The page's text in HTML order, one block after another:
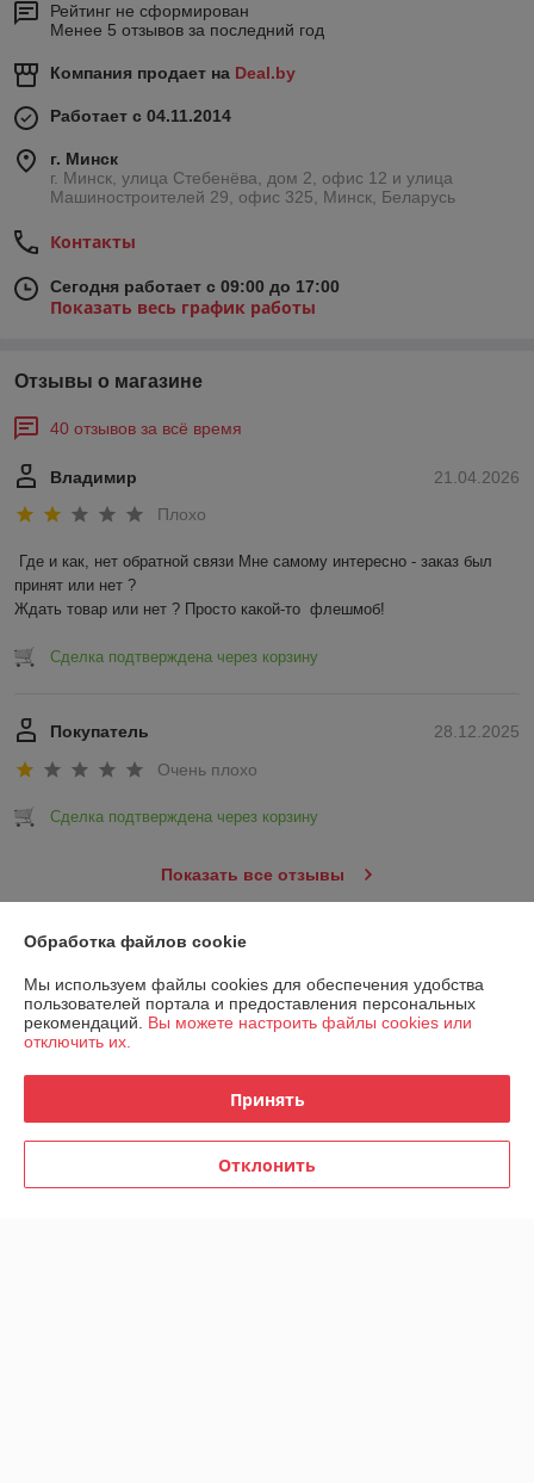
Рейтинг не сформирован
Менее 5 отзывов за последний год
Компания продает на Deal.by
Работает с 04.11.2014
г. Минск
г. Минск, улица Стебенёва, дом 2, офис 12 и улица
Машиностроителей 29, офис 325, Минск, Беларусь
Контакты
Сегодня работает с 09:00 до 17:00
Показать весь график работы
Отзывы о магазине
40 отзывов за всё время
21.04.2026
Владимир
Плохо
Где и как, нет обратной связи Мне самому интересно - заказ был
принят или нет ?
Ждать товар или нет ? Просто какой-то  флешмоб!
Сделка подтверждена через корзину
28.12.2025
Покупатель
Очень плохо
Сделка подтверждена через корзину
Показать все отзывы
О нас
Контакты
График работы
Обработка файлов cookie
Мы используем файлы cookies для обеспечения удобства
пользователей портала и предоставления персональных
рекомендаций. Вы можете настроить файлы cookies или
отключить их.
Принять
Отклонить